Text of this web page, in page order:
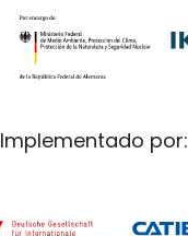
Implementado por: